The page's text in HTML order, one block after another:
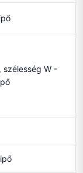
szélesség W -